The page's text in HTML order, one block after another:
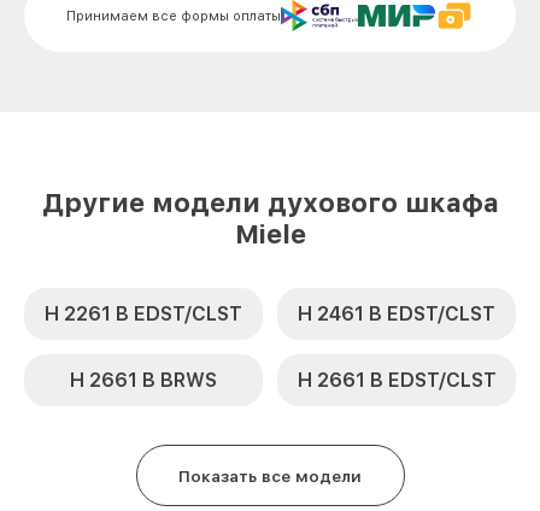
Принимаем все формы оплаты
Другие модели духового шкафа
Miele
H 2261 B EDST/CLST H 2461 B EDST/CLST
H 2661 B BRWS H 2661 B EDST/CLST
Показать все модели